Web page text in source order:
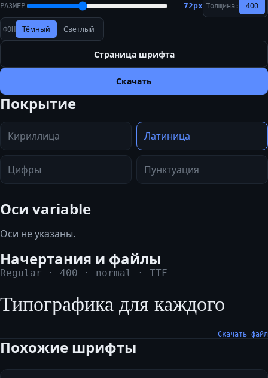
РАЗМЕР 72px Толщина: 400
ФОН Тёмный Светлый
Страница шрифта
Скачать
Покрытие
Кириллица Латиница
Цифры Пунктуация
Оси variable
Оси не указаны.
Начертания и файлы
Regular · 400 · normal · TTF
Типографика для каждого
Скачать файл
Похожие шрифты